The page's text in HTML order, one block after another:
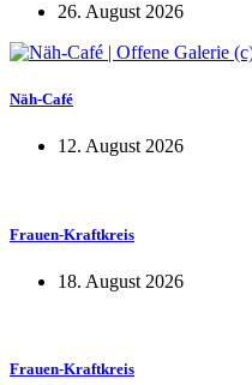
26. August 2026
Näh-Café
12. August 2026
Frauen-Kraftkreis
18. August 2026
Frauen-Kraftkreis